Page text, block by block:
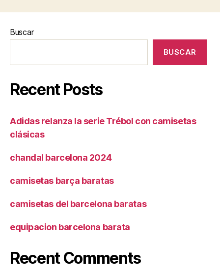
Buscar
BUSCAR
Recent Posts
Adidas relanza la serie Trébol con camisetas
clásicas
chandal barcelona 2024
camisetas barça baratas
camisetas del barcelona baratas
equipacion barcelona barata
Recent Comments